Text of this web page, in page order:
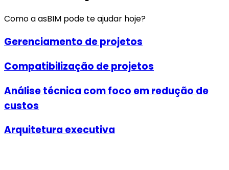
Como a asBIM pode te ajudar hoje?
Gerenciamento de projetos
Compatibilização de projetos
Análise técnica com foco em redução de
custos
Arquitetura executiva